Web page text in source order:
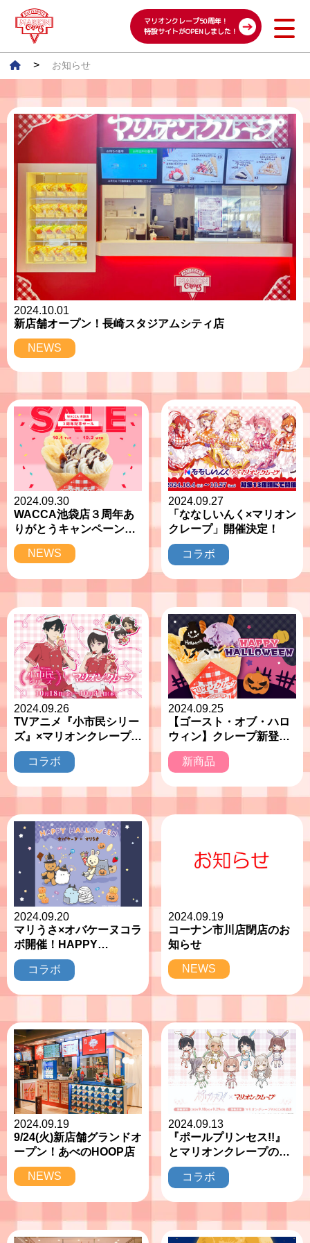
マリオンクレープ50周年！
特設サイトがOPENしました！
> お知らせ
2024.10.01
新店舗オープン！長崎スタジアムシティ店
NEWS
2024.09.30
WACCA池袋店３周年あ
りがとうキャンペーン開
催＜10/1(火)・2(水)＞
NEWS
2024.09.27
「ななしいんく×マリオン
クレープ」開催決定！
コラボ
2024.09.26
TVアニメ『小市民シリー
ズ』×マリオンクレープ
コラボ開催決定！
コラボ
2024.09.25
【ゴースト・オブ・ハロ
ウィン】クレープ新登
場！
新商品
2024.09.20
マリうさ×オバケーヌコラ
ボ開催！HAPPY
HALLOWEEN★
コラボ
2024.09.19
コーナン市川店閉店のお
知らせ
NEWS
2024.09.19
9/24(火)新店舗グランドオ
ープン！あべのHOOP店
NEWS
2024.09.13
『ポールプリンセス!!』
とマリオンクレープのコ
ラボが決定！
コラボ